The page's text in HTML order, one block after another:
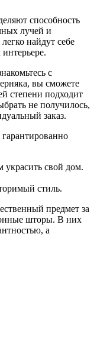
способность
лучей и
найдут себе
с
вы сможете
степени подходит
не получилось,
заказ.
украсить свой дом.
стиль.
предмет за
шторы. В них
а